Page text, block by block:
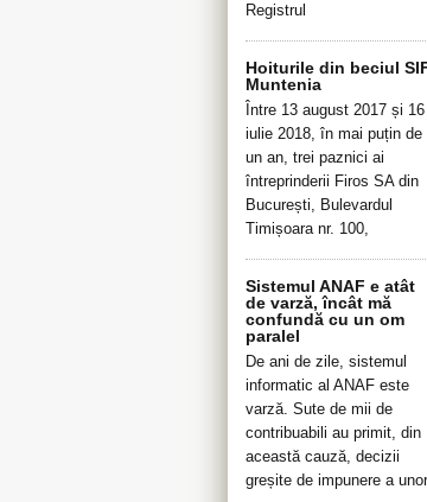
Registrul
Hoiturile din beciul
Muntenia
Între 13 august 2017 și 16
iulie 2018, în mai puțin de
un an, trei paznici ai
întreprinderii Firos SA din
București, Bulevardul
Timișoara nr. 100,
Sistemul ANAF e atât
de varză, încât mă
confundă cu un om
paralel
De ani de zile, sistemul
informatic al ANAF este
varză. Sute de mii de
contribuabili au primit, din
această cauză, decizii
greșite de impunere a unor